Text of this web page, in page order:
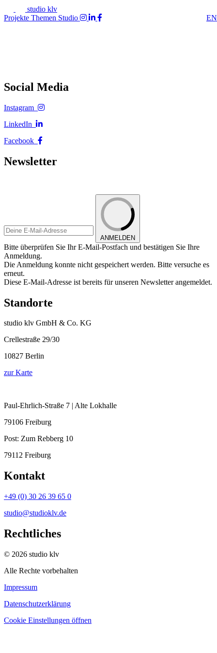
studio klv
Projekte Themen Studio EN
Social Media
Instagram
LinkedIn
Facebook
Newsletter
ANMELDEN
Bitte überprüfen Sie Ihr E-Mail-Postfach und bestätigen Sie Ihre
Anmeldung.
Die Anmeldung konnte nicht gespeichert werden. Bitte versuche es
erneut.
Diese E-Mail-Adresse ist bereits für unseren Newsletter angemeldet.
Standorte
studio klv GmbH & Co. KG
Crellestraße 29/30
10827 Berlin
zur Karte
Paul-Ehrlich-Straße 7 | Alte Lokhalle
79106 Freiburg
Post: Zum Rebberg 10
79112 Freiburg
Kontakt
+49 (0) 30 26 39 65 0
studio@studioklv.de
Rechtliches
© 2026 studio klv
Alle Rechte vorbehalten
Impressum
Datenschutzerklärung
Cookie Einstellungen öffnen